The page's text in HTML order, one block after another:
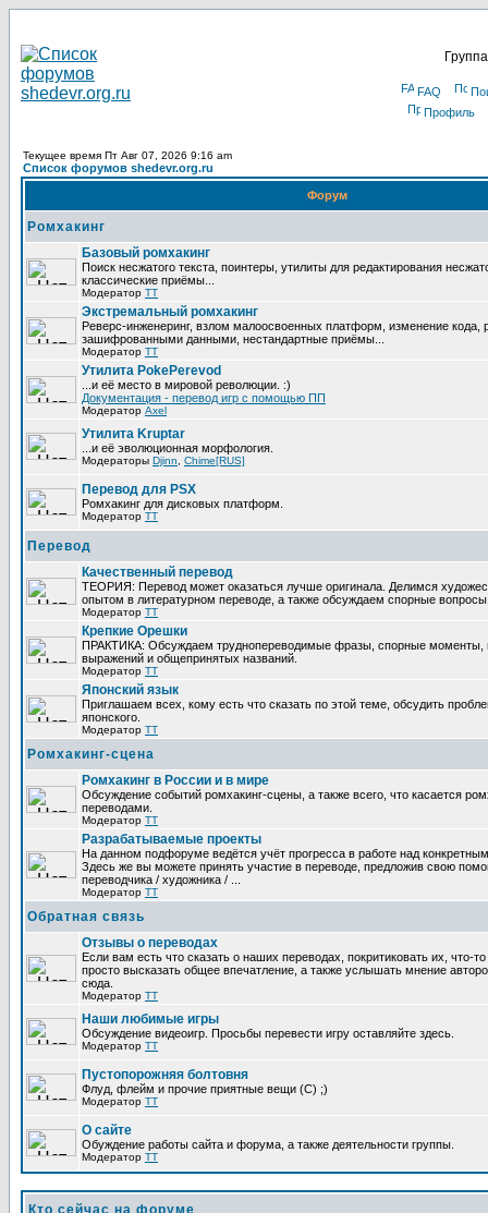
FAQ
Профиль
Текущее время Пт Авг 07, 2026 9:16 am
Список форумов shedevr.org.ru
Форум
Ромхакинг
Базовый ромхакинг
Поиск несжатого текста, поинтеры, утилиты для редактирования
классические приёмы...
Модератор TT
Экстремальный ромхакинг
Реверс-инженеринг, взлом малоосвоенных платформ, изменение кода,
зашифрованными данными, нестандартные приёмы...
Модератор TT
Утилита PokePerevod
...и её место в мировой революции. :)
Документация - перевод игр с помощью ПП
Модератор Axel
Утилита Kruptar
...и её эволюционная морфология.
Модераторы Djinn Chime[RUS]
Перевод для PSX
Ромхакинг для дисковых платформ.
Модератор TT
Перевод
Качественный перевод
ТЕОРИЯ: Перевод может оказаться лучше оригинала. Делимся
опытом в литературном переводе, а также обсуждаем спорные вопросы
Модератор TT
Крепкие Орешки
ПРАКТИКА: Обсуждаем труднопереводимые фразы, спорные моменты,
выражений и общепринятых названий.
Модератор TT
Японский язык
Приглашаем всех, кому есть что сказать по этой теме, обсудить
японского.
Модератор TT
Ромхакинг-сцена
Ромхакинг в России и в мире
Обсуждение событий ромхакинг-сцены, а также всего, что касается
переводами.
Модератор TT
Разрабатываемые проекты
На данном подфоруме ведётся учёт прогресса в работе над
Здесь же вы можете принять участие в переводе, предложив свою
переводчика / художника / ...
Модератор TT
Обратная связь
Отзывы о переводах
Если вам есть что сказать о наших переводах, покритиковать их, что-
просто высказать общее впечатление, а также услышать мнение
сюда.
Модератор TT
Наши любимые игры
Обсуждение видеоигр. Просьбы перевести игру оставляйте здесь.
Модератор TT
Пустопорожняя болтовня
Флуд, флейм и прочие приятные вещи (C) ;)
Модератор TT
О сайте
Обуждение работы сайта и форума, а также деятельности группы.
Модератор TT
Кто сейчас на форуме